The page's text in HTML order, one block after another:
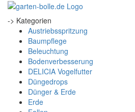
-> Kategorien
Austriebsspritzung
Baumpflege
Beleuchtung
Bodenverbesserung
DELICIA Vogelfutter
Düngedrops
Dünger & Erde
Erde